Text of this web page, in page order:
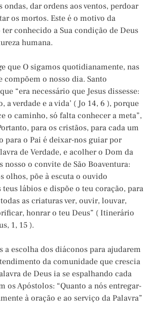
ondas, dar ordens aos ventos, perdoar
os mortos. Este é o motivo da
ter conhecido a Sua condição de Deus
humana.
que O sigamos quotidianamente, nas
compõem o nosso dia. Santo
“era necessário que Jesus dissesse:
a verdade e a vida’ ( Jo 14, 6 ), porque
o caminho, só falta conhecer a meta”,
para os cristãos, para cada um
para o Pai é deixar-nos guiar por
de Verdade, e acolher o Dom da
nosso o convite de São Boaventura:
olhos, põe à escuta o ouvido
lábios e dispõe o teu coração, para
as criaturas ver, ouvir, louvar,
honrar o teu Deus” ( Itinerário
1, 15 ).
a escolha dos diáconos para ajudarem
da comunidade que crescia
de Deus ia se espalhando cada
os Apóstolos: “Quanto a nós entregar-
à oração e ao serviço da Palavra”